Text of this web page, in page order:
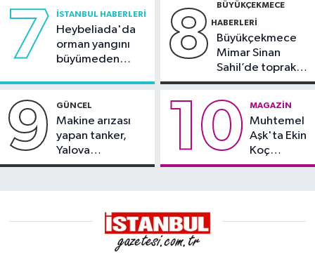
7 İSTANBUL HABERLERI
Heybeliada'da
orman yangını
büyümeden
8 BÜYÜKÇEKMECE
HABERLERI
Büyükçekmece
Mimar Sinan
Sahil’de toprak
kayması
9 GÜNCEL
Makine arızası
yapan tanker,
Yalova
Demirleme
10 MAGAZIN
Muhtemel
Aşk'ta Ekin
Koç
damgası